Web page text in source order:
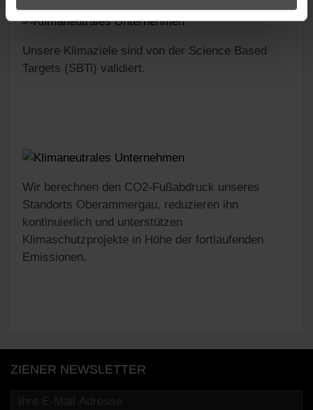
Unsere Klimaziele sind von der Science Based
Targets (SBTi) validiert.
Wir berechnen den CO2-Fußabdruck unseres
Standorts Oberammergau, reduzieren ihn
kontinuierlich und unterstützen
Klimaschutzprojekte in Höhe der fortlaufenden
Emissionen.
ZIENER NEWSLETTER